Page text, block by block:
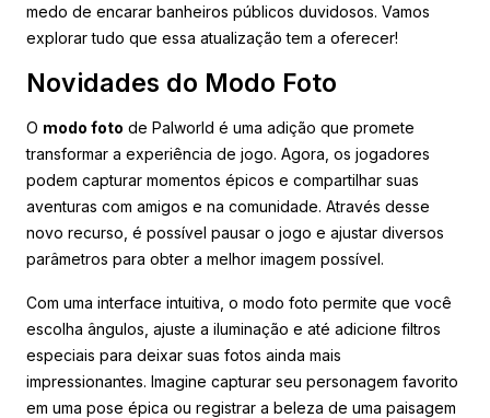
medo de encarar banheiros públicos duvidosos. Vamos
explorar tudo que essa atualização tem a oferecer!
Novidades do Modo Foto
O modo foto de Palworld é uma adição que promete
transformar a experiência de jogo. Agora, os jogadores
podem capturar momentos épicos e compartilhar suas
aventuras com amigos e na comunidade. Através desse
novo recurso, é possível pausar o jogo e ajustar diversos
parâmetros para obter a melhor imagem possível.
Com uma interface intuitiva, o modo foto permite que você
escolha ângulos, ajuste a iluminação e até adicione filtros
especiais para deixar suas fotos ainda mais
impressionantes. Imagine capturar seu personagem favorito
em uma pose épica ou registrar a beleza de uma paisagem